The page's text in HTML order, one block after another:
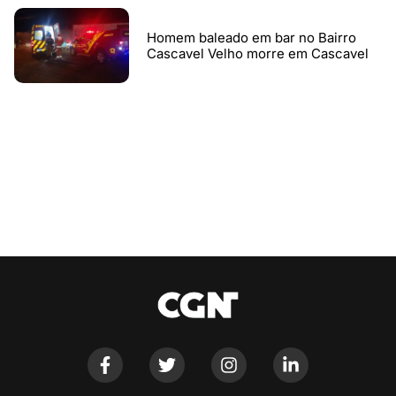
Homem baleado em bar no Bairro
Cascavel Velho morre em Cascavel